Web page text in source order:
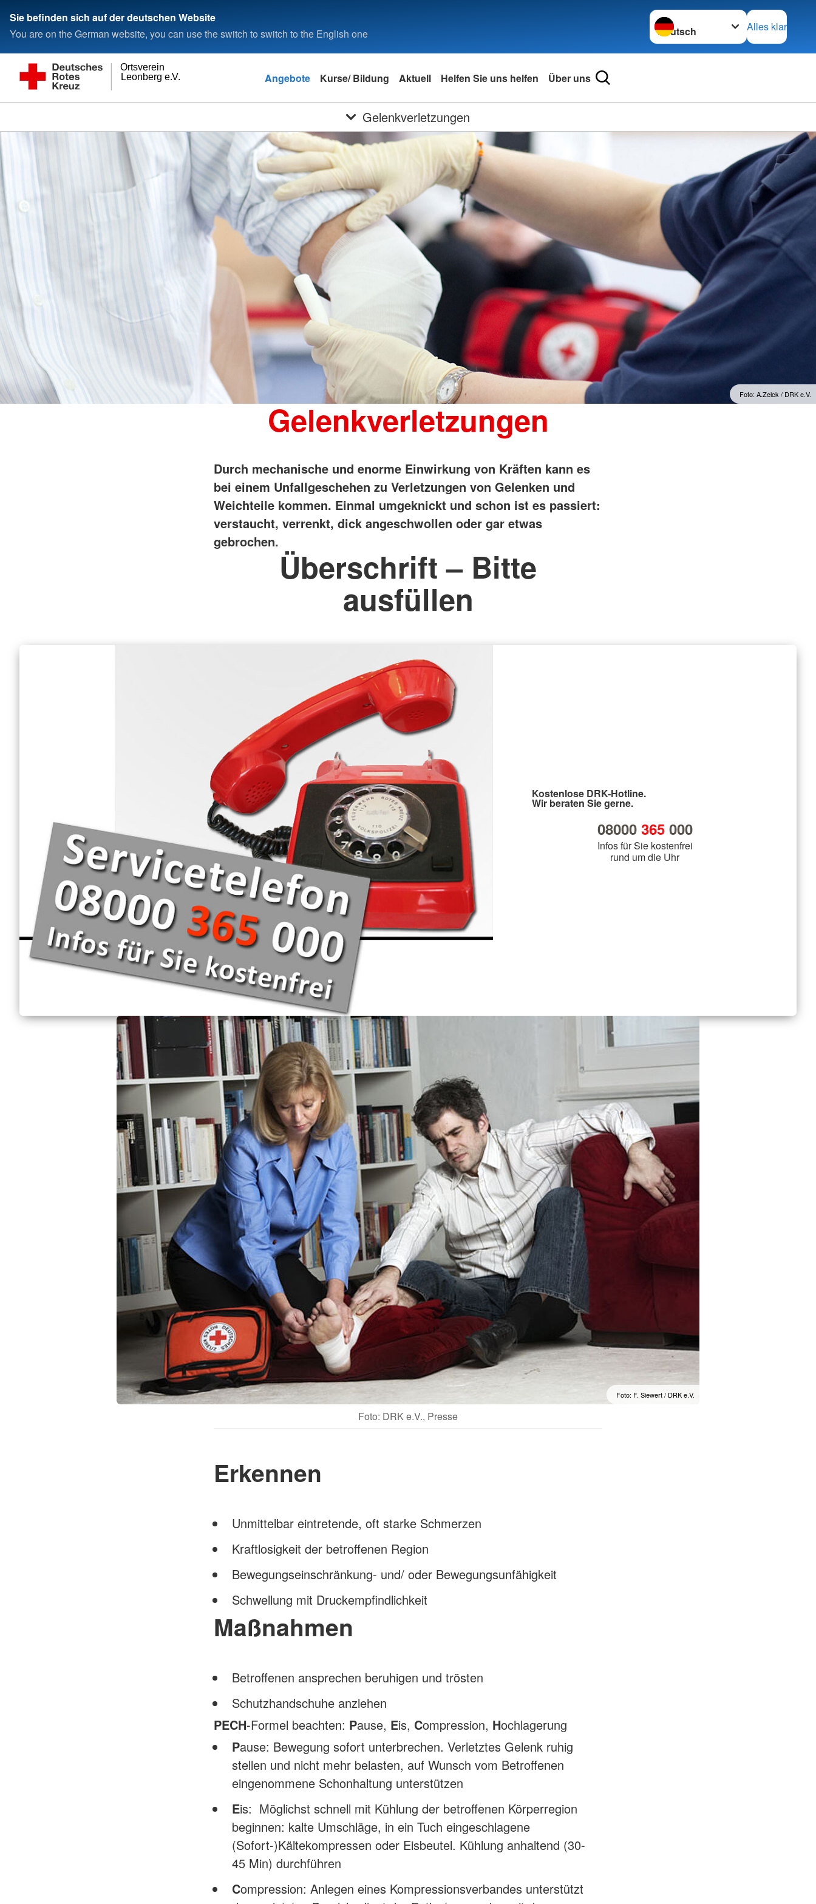
Sie befinden sich auf der deutschen Website
You are on the German website, you can use the switch to switch to the English one
Sprache wechseln zu
Alles klar
Leonberg e.V.
Ortsverein
Angebote Kurse/ Bildung Aktuell Helfen Sie uns helfen Über uns
Gelenkverletzungen
Foto: A.Zelck / DRK e.V.
Gelenkverletzungen
Durch mechanische und enorme Einwirkung von Kräften kann es
bei einem Unfallgeschehen zu Verletzungen von Gelenken und
Weichteile kommen. Einmal umgeknickt und schon ist es passiert:
verstaucht, verrenkt, dick angeschwollen oder gar etwas
gebrochen.
Überschrift – Bitte
ausfüllen
Kostenlose DRK-Hotline.
Wir beraten Sie gerne.
08000 365000
Infos für Sie kostenfrei
rund um die Uhr
Foto: F. Siewert / DRK e.V.
Foto: DRK e.V., Presse
Erkennen
Unmittelbar eintretende, oft starke Schmerzen
Kraftlosigkeit der betroffenen Region
Bewegungseinschränkung- und/ oder Bewegungsunfähigkeit
Schwellung mit Druckempfindlichkeit
Maßnahmen
Betroffenen ansprechen beruhigen und trösten
Schutzhandschuhe anziehen
PECH-Formel beachten: Pause, Eis, Compression, Hochlagerung
Pause: Bewegung sofort unterbrechen. Verletztes Gelenk ruhig
stellen und nicht mehr belasten, auf Wunsch vom Betroffenen
eingenommene Schonhaltung unterstützen
Eis: Möglichst schnell mit Kühlung der betroffenen Körperregion
beginnen: kalte Umschläge, in ein Tuch eingeschlagene
(Sofort-)Kältekompressen oder Eisbeutel. Kühlung anhaltend (30-
45 Min) durchführen
Compression: Anlegen eines Kompressionsverbandes unterstützt